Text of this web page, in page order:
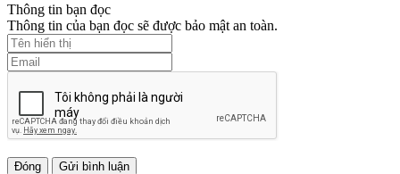
Thông tin bạn đọc
Thông tin của bạn đọc sẽ được bảo mật an toàn.
Đóng Gửi bình luận